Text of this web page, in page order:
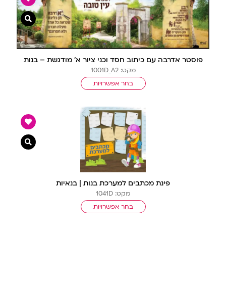
פוסטר אדרבה עם כיתוב חסד וכני ציור א’ מודגשת – בנות
מקט: 1001D_A2
בחר אפשרויות
צפייה
פינת מכתבים למערכת בנות | בנאיות
מקט: 1041D
בחר אפשרויות
צפייה